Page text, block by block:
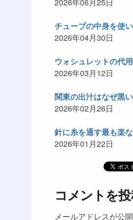
チューブの中身を使
2026年04月30日
ウォシュレットの代用
2026年03月12日
関東の出汁はなぜ黒
2026年02月26日
針に糸を通す最も楽
2026年01月22日
コメントを
メールアドレスが公